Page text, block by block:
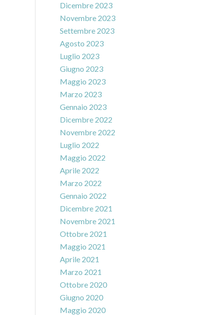
Dicembre 2023
Novembre 2023
Settembre 2023
Agosto 2023
Luglio 2023
Giugno 2023
Maggio 2023
Marzo 2023
Gennaio 2023
Dicembre 2022
Novembre 2022
Luglio 2022
Maggio 2022
Aprile 2022
Marzo 2022
Gennaio 2022
Dicembre 2021
Novembre 2021
Ottobre 2021
Maggio 2021
Aprile 2021
Marzo 2021
Ottobre 2020
Giugno 2020
Maggio 2020